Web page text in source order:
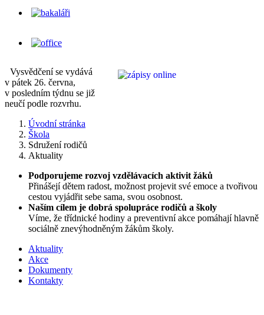
Vysvědčení se vydává
v pátek 26. června,
v posledním týdnu se již
neučí podle rozvrhu.
Úvodní stránka
Škola
Sdružení rodičů
Aktuality
Podporujeme rozvoj vzdělávacích aktivit žáků
Přinášejí dětem radost, možnost projevit své emoce a tvořivou
cestou vyjádřit sebe sama, svou osobnost.
Naším cílem je dobrá spolupráce rodičů a školy
Víme, že třídnické hodiny a preventivní akce pomáhají hlavně
sociálně znevýhodněným žákům školy.
Aktuality
Akce
Dokumenty
Kontakty